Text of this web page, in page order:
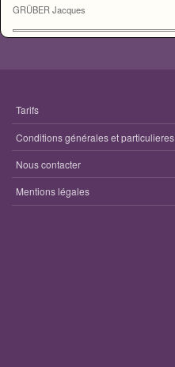
GRÜBER Jacques
Tarifs
Conditions générales et particulieres
Nous contacter
Mentions légales